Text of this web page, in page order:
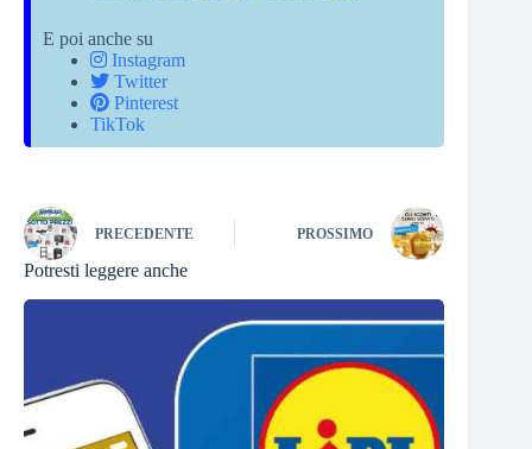
E poi anche su
Instagram
Twitter
Pinterest
TikTok
PRECEDENTE PROSSIMO
Potresti leggere anche